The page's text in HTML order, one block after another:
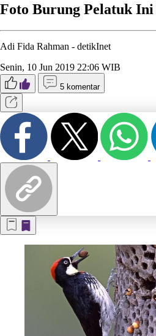
Foto Burung Pelatuk
Adi Fida Rahman - detikInet
Senin, 10 Jun 2019 22:06 WIB
5 komentar